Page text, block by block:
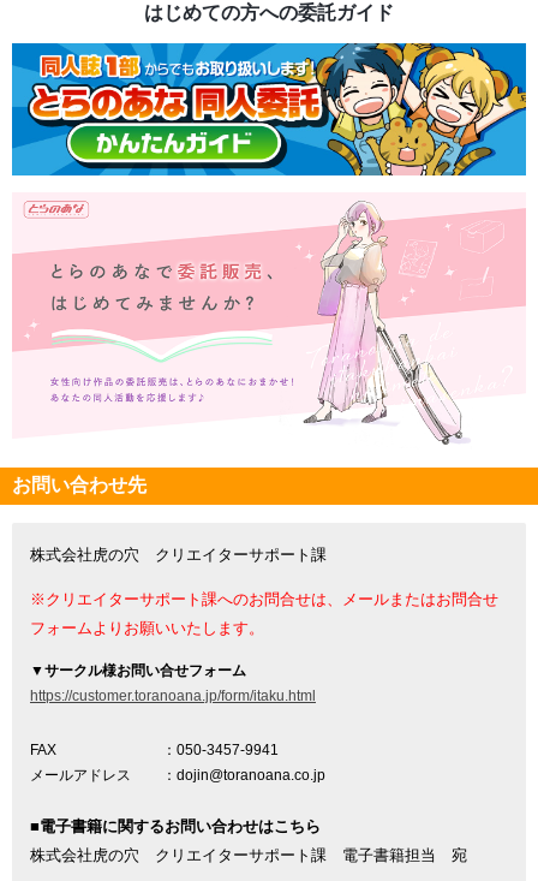
はじめての方への委託ガイド
お問い合わせ先
株式会社虎の穴 クリエイターサポート課
※クリエイターサポート課へのお問合せは、メールまたはお問合せ
フォームよりお願いいたします。
▼サークル様お問い合せフォーム
https://customer.toranoana.jp/form/itaku.html
FAX
：050-3457-9941
メールアドレス
：dojin@toranoana.co.jp
■電子書籍に関するお問い合わせはこちら
株式会社虎の穴 クリエイターサポート課 電子書籍担当 宛